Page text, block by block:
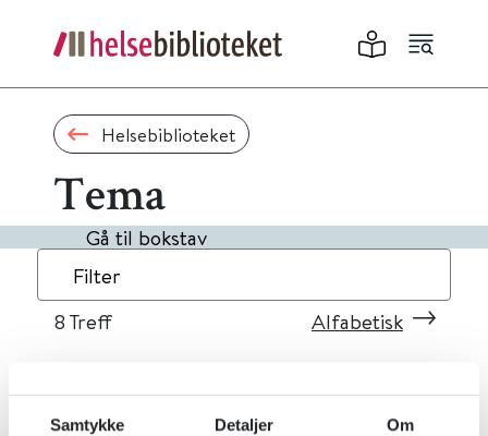
Samtykke Detaljer Om
Helsebiblioteket
Tema
Gå til bokstav
Filter
8 Treff Alfabetisk